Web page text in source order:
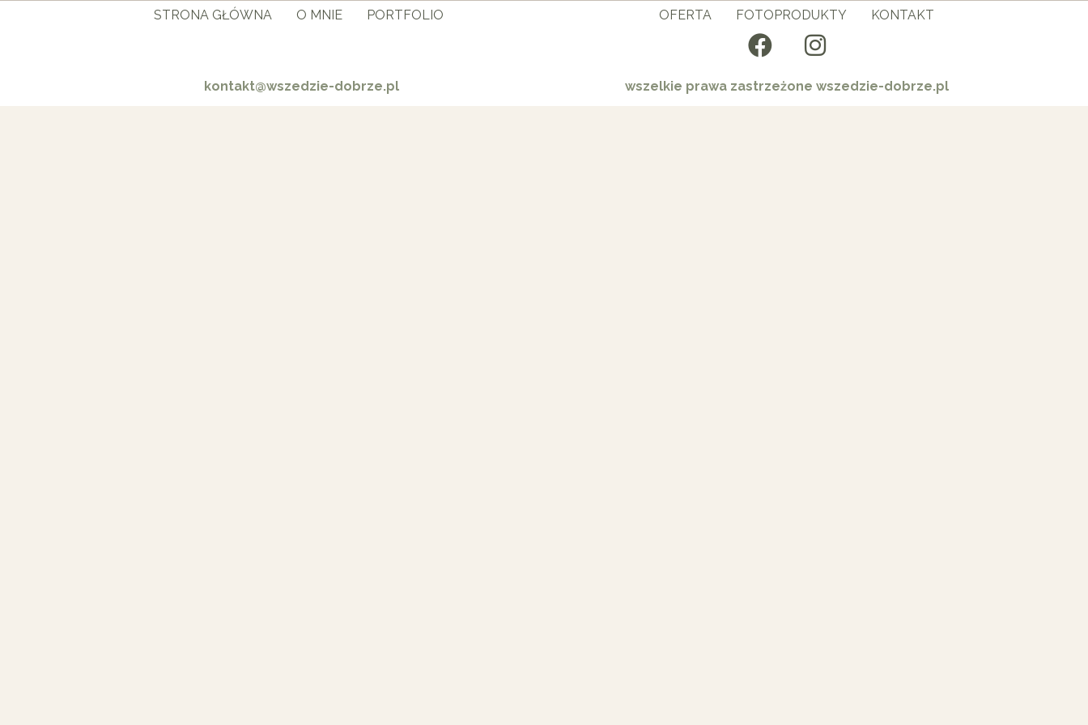
STRONA GŁÓWNA O MNIE PORTFOLIO OFERTA FOTOPRODUKTY KONTAKT
kontakt@wszedzie-dobrze.pl wszelkie prawa zastrzeżone wszedzie-dobrze.pl